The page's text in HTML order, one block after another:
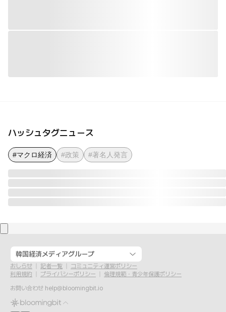
ハッシュタグニュース
#マクロ経済 #政策 #著名人発言
韓国経済メディアグループ
おしらせ 記者一覧
コミュニティ運営ポリシー
利用規約
プライバシーポリシー
倫理規範・青少年保護ポリシー
お問い合わせ help@bloomingbit.io